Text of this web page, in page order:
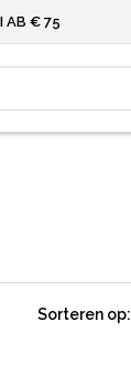
AB € 75
Sorteren op: